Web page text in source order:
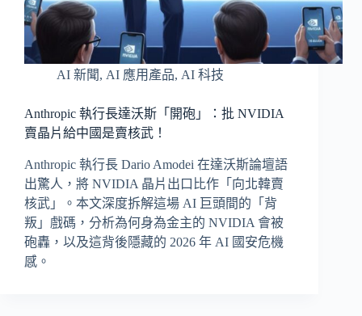
AI 新聞, AI 應用產品, AI 科技
Anthropic 執行長達沃斯「開砲」：批 NVIDIA
賣晶片給中國是賣核武！
Anthropic 執行長 Dario Amodei 在達沃斯論壇語
出驚人，將 NVIDIA 晶片出口比作「向北韓賣
核武」。本文深度拆解這場 AI 巨頭間的「背
叛」戲碼，分析為何身為金主的 NVIDIA 會被
砲轟，以及這背後隱藏的 2026 年 AI 國安危機
感。